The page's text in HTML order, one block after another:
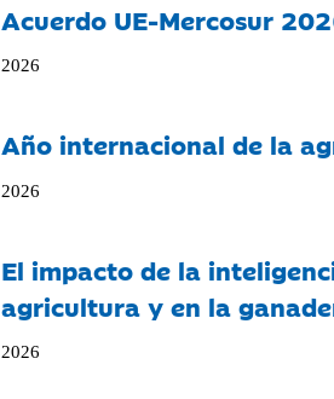
Acuerdo UE-Mercosur
2026
Año internacional de la
2026
El impacto de la
agricultura y en la
2026